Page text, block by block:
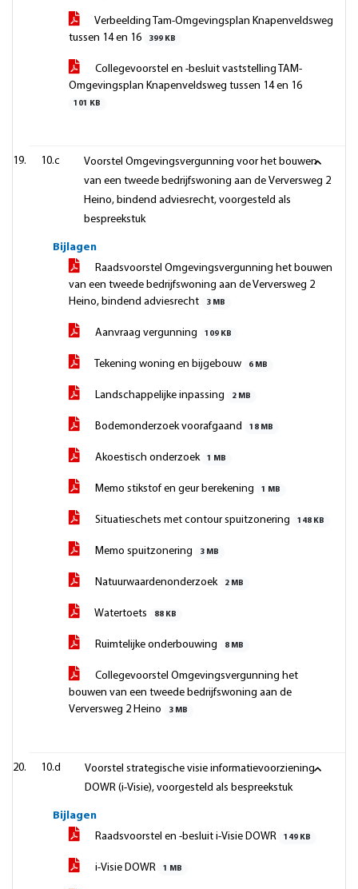
Verbeelding Tam-Omgevingsplan Knapenveldsweg
tussen 14 en 16
399 KB
Collegevoorstel en -besluit vaststelling TAM-
Omgevingsplan Knapenveldsweg tussen 14 en 16
101 KB
10.c
Voorstel Omgevingsvergunning voor het bouwen
van een tweede bedrijfswoning aan de Verversweg 2
Heino, bindend adviesrecht, voorgesteld als
bespreekstuk
Bijlagen
Raadsvoorstel Omgevingsvergunning het bouwen
van een tweede bedrijfswoning aan de Verversweg 2
Heino, bindend adviesrecht
3 MB
Aanvraag vergunning 109 KB
Tekening woning en bijgebouw 6 MB
Landschappelijke inpassing 2 MB
Bodemonderzoek voorafgaand 18 MB
Akoestisch onderzoek 1 MB
Memo stikstof en geur berekening 1 MB
Situatieschets met contour spuitzonering 148 KB
Memo spuitzonering 3 MB
Natuurwaardenonderzoek 2 MB
Watertoets 88 KB
Ruimtelijke onderbouwing 8 MB
Collegevoorstel Omgevingsvergunning het
bouwen van een tweede bedrijfswoning aan de
Verversweg 2 Heino
3 MB
10.d
Voorstel strategische visie informatievoorziening
DOWR (i-Visie), voorgesteld als bespreekstuk
Bijlagen
Raadsvoorstel en -besluit i-Visie DOWR
149 KB
i-Visie DOWR 1 MB